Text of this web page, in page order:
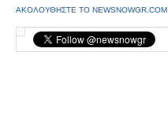
ΑΚΟΛΟΥΘΗΣΤΕ ΤΟ NEWSNOWGR.COM